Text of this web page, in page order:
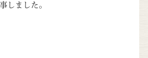
しました。